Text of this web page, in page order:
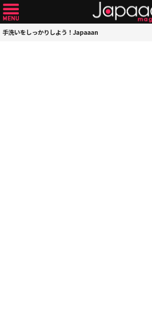
手洗いをしっかりしよう！Japaaan